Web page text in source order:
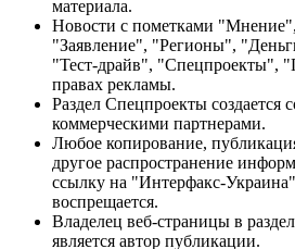
материала.
Новости с пометками
"Заявление", "Регионы",
"Тест-драйв", "Спецпроекты",
правах рекламы.
Раздел Спецпроекты создается
коммерческими партнерами.
Любое копирование,
другое распространение
ссылку на "Интерфакс-
воспрещается.
Владелец веб-страницы в
является автор публикации.